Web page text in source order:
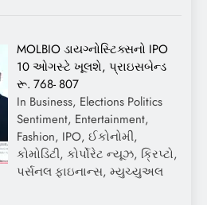
MOLBIO ડાયગ્નોસ્ટિક્સનો IPO
10 ઓગસ્ટે ખૂલશે, પ્રાઇસબેન્ડ
રૂ. 768- 807
In Business, Elections Politics
Sentiment, Entertainment,
Fashion, IPO, ઈકોનોમી,
કોમોડિટી, કોર્પોરેટ ન્યૂઝ, ક્રિપ્ટો,
પર્સનલ ફાઇનાન્સ, મ્યુચ્યુઅલ